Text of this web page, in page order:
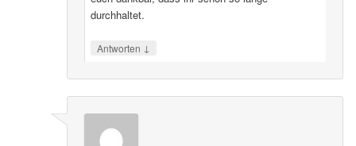
durchhaltet.
Antworten ↓